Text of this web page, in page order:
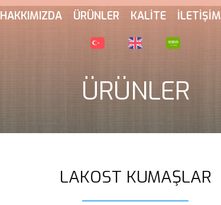
HAKKIMIZDA ÜRÜNLER KALİTE İLETİŞİM
ÜRÜNLER
LAKOST KUMAŞLAR